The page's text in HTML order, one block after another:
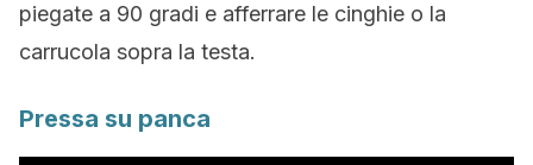
piegate a 90 gradi e afferrare le cinghie o la
carrucola sopra la testa.
Pressa su panca